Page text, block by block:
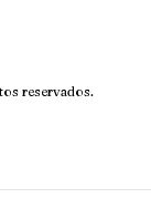
reservados.